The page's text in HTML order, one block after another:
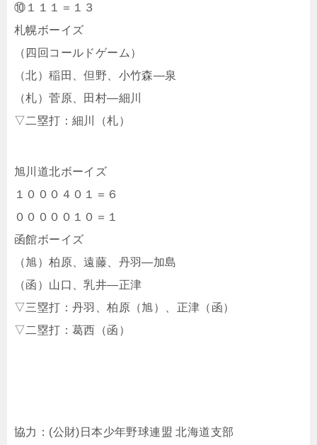
⑩１１１＝１３
札幌ボーイズ
（四回コールドゲーム）
（北）稲田、但野、小竹森―泉
（札）菅原、田村―細川
▽二塁打：細川（札）
旭川道北ボーイズ
１０００４０１＝６
０００００１０＝１
函館ボーイズ
（旭）柏原、遠藤、丹羽―加島
（函）山口、乳井―正津
▽三塁打：丹羽、柏原（旭）、正津（函）
▽二塁打：葛西（函）
協力：(公財)日本少年野球連盟 北海道支部